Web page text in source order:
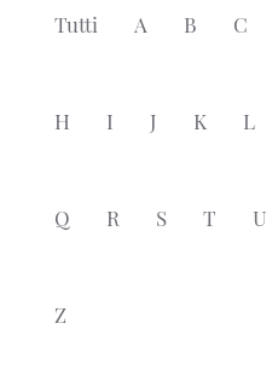
Tutti A B C
H I J K L
Q R S T U
Z